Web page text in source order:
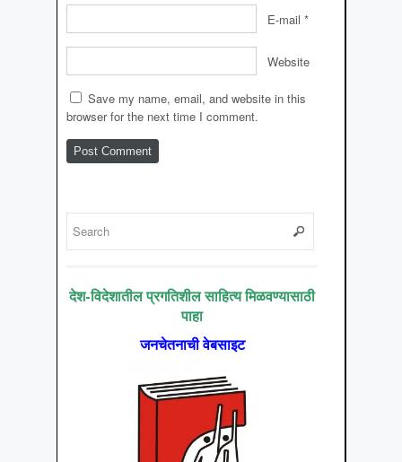
E-mail *
Website
Save my name, email, and website in this
browser for the next time I comment.
देश-विदेशातील प्रगतिशील साहित्य मिळवण्यासाठी
पाहा
जनचेतनाची वेबसाइट